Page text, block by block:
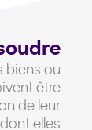
être
de leur
elles